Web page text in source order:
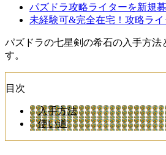
パズドラ攻略ライターを新規募
未経験可&完全在宅！攻略ライ
パズドラの七星剣の希石の入手方法
す。
目次
入手方法
使い道